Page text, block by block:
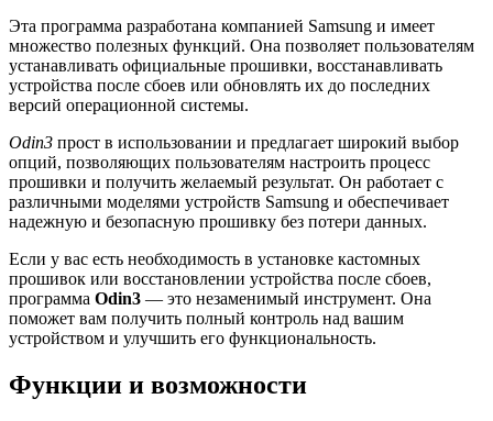
Эта программа разработана компанией Samsung и имеет
множество полезных функций. Она позволяет пользователям
устанавливать официальные прошивки, восстанавливать
устройства после сбоев или обновлять их до последних
версий операционной системы.
Odin3 прост в использовании и предлагает широкий выбор
опций, позволяющих пользователям настроить процесс
прошивки и получить желаемый результат. Он работает с
различными моделями устройств Samsung и обеспечивает
надежную и безопасную прошивку без потери данных.
Если у вас есть необходимость в установке кастомных
прошивок или восстановлении устройства после сбоев,
программа Odin3 — это незаменимый инструмент. Она
поможет вам получить полный контроль над вашим
устройством и улучшить его функциональность.
Функции и возможности